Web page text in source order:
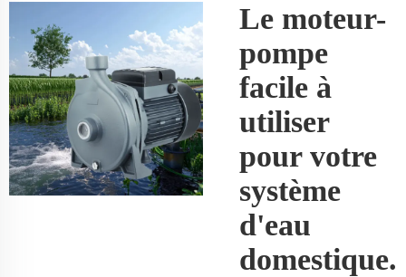
Le moteur-
pompe
facile à
utiliser
pour votre
système
d'eau
domestique.